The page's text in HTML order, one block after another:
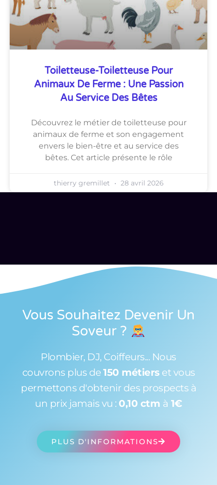
Toiletteuse-Toiletteuse Pour
Animaux De Ferme : Une Passion
Au Service Des Bêtes
Découvrez le métier de toiletteuse pour
animaux de ferme et son engagement
envers le bien-être et au service des
bêtes. Cet article présente le rôle
thierry gremillet 28 avril 2026
Vous Souhaitez Devenir Un
Soveur ?
Plombier, DJ, Coiffeurs... Nous
couvrons plus de 150 métiers et vous
permettons d'obtenir des prospects à
un prix jamais vu : 0,10 ctm à 1€
PLUS D'INFORMATIONS